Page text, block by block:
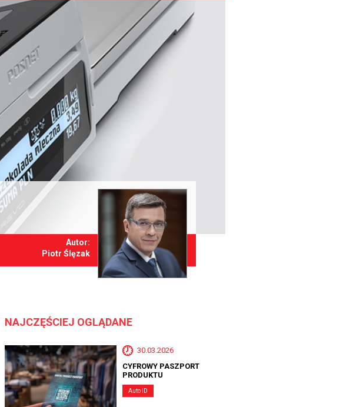
Autor:
Piotr Ślęzak
NAJCZĘŚCIEJ OGLĄDANE
30.03.2026
CYFROWY PASZPORT
PRODUKTU
Auto ID